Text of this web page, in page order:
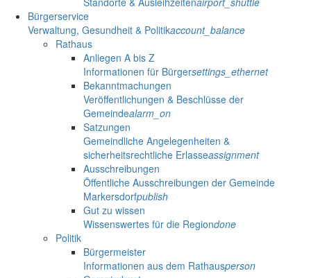
Bürgerservice
Verwaltung, Gesundheit & Politikaccount_balance
Rathaus
Anliegen A bis Z
Informationen für Bürgersettings_ethernet
Bekanntmachungen
Veröffentlichungen & Beschlüsse der
Gemeindealarm_on
Satzungen
Gemeindliche Angelegenheiten &
sicherheitsrechtliche Erlasseassignment
Ausschreibungen
Öffentliche Ausschreibungen der Gemeinde
Markersdorfpublish
Gut zu wissen
Wissenswertes für die Regiondone
Politik
Bürgermeister
Informationen aus dem Rathausperson